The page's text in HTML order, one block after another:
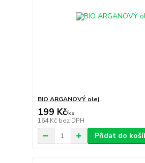
BIO ARGANOVÝ olej
199 Kč/ks
164 Kč bez DPH
Přidat do